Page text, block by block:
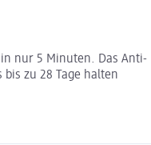
nur 5 Minuten. Das Anti-
zu 28 Tage halten